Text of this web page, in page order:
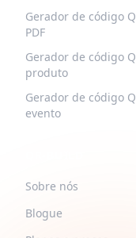
Gerador de código
PDF
Gerador de código
produto
Gerador de código
evento
Sobre nós
Blogue